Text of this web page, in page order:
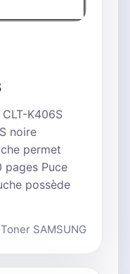
K406S
noire
permet
pages Puce
possède
Toner SAMSUNG